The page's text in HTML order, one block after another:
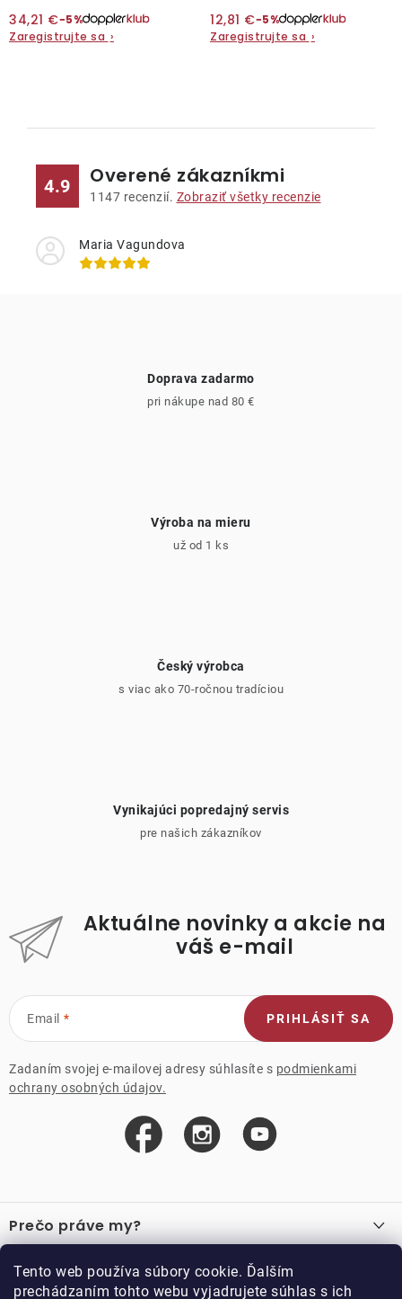
Tento web používa súbory cookie. Ďalším
prechádzaním tohto webu vyjadrujete súhlas s ich
34,21 €−5%
Zaregistrujte sa ›
12,81 €−5%
Zaregistrujte sa ›
4.9 Overené zákazníkmi
1147 recenzií. Zobraziť všetky recenzie
Maria Vagundova
Doprava zadarmo
pri nákupe nad 80 €
Výroba na mieru
už od 1 ks
Český výrobca
s viac ako 70-ročnou tradíciou
Vynikajúci popredajný servis
pre našich zákazníkov
Aktuálne novinky a akcie na
váš e-mail
Email
Zadaním svojej e-mailovej adresy súhlasíte s podmienkami
ochrany osobných údajov.
PRIHLÁSIŤ SA
á
p
ä
Prečo práve my?
Recenzie
Důležité odkazy